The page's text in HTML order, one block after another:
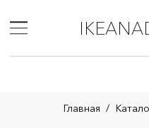
Главная /